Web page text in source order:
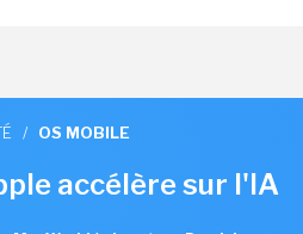
/ OS MOBILE
accélère sur l'IA